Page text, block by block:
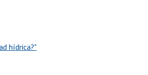
hídrica?"